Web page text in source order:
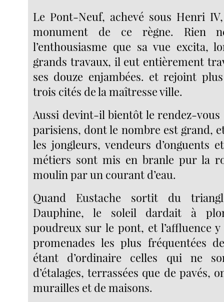
Le Pont-Neuf, achevé sous Henri
monument de ce règne. Rien
l’enthousiasme que sa vue excita,
grands travaux, il eut entièrement
ses douze enjambées. et rejoint
trois cités de la maîtresse ville.
Aussi devint-il bientôt le rendez-vous
parisiens, dont le nombre est grand,
les jongleurs, vendeurs d’onguents
métiers sont mis en branle pur la
moulin par un courant d’eau.
Quand Eustache sortit du
Dauphine, le soleil dardait à
poudreux sur le pont, et l’affluence
promenades les plus fréquentées
étant d’ordinaire celles qui ne
d’étalages, terrassées que de pavés,
murailles et de maisons.